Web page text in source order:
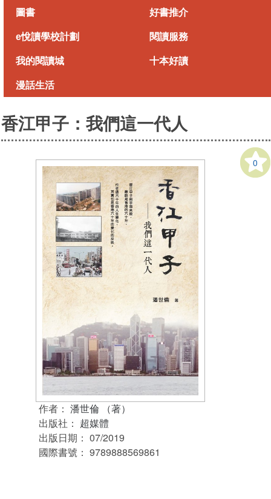
content
圖書 好書推介
e悅讀學校計劃 閱讀服務
我的閱讀城 十本好讀
漫話生活
香江甲子：我們這一代人
0
作者： 潘世倫 （著）
出版社： 超媒體
出版日期： 07/2019
國際書號： 9789888569861